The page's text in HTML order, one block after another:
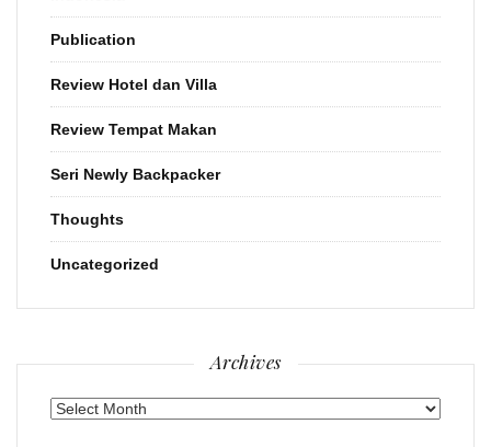
Publication
Review Hotel dan Villa
Review Tempat Makan
Seri Newly Backpacker
Thoughts
Uncategorized
Archives
Archives